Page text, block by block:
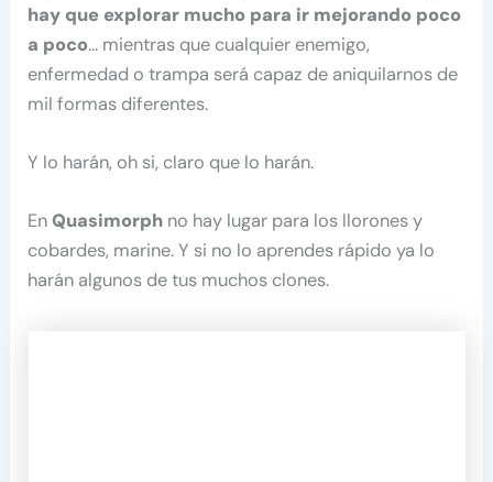
hay que explorar mucho para ir mejorando poco
a poco… mientras que cualquier enemigo,
enfermedad o trampa será capaz de aniquilarnos de
mil formas diferentes.
Y lo harán, oh si, claro que lo harán.
EnQuasimorph no hay lugar para los llorones y
cobardes, marine. Y si no lo aprendes rápido ya lo
harán algunos de tus muchos clones.